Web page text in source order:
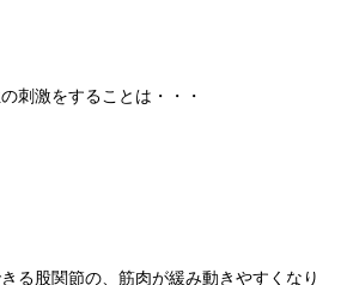
刺激をすることは・・・
る股関節の、筋肉が緩み動きやすくなり